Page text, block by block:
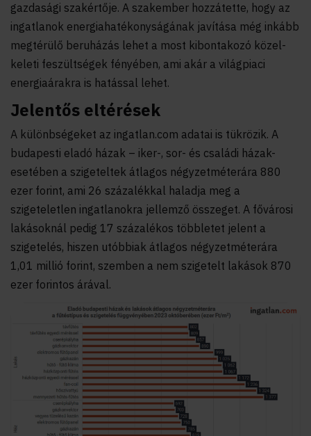
gazdasági szakértője. A szakember hozzátette, hogy az
ingatlanok energiahatékonyságának javítása még inkább
megtérülő beruházás lehet a most kibontakozó közel-
keleti feszültségek fényében, ami akár a világpiaci
energiaárakra is hatással lehet.
Jelentős eltérések
A különbségeket az ingatlan.com adatai is tükrözik. A
budapesti eladó házak – iker-, sor- és családi házak-
esetében a szigeteltek átlagos négyzetméterára 880
ezer forint, ami 26 százalékkal haladja meg a
szigeteletlen ingatlanokra jellemző összeget. A fővárosi
lakásoknál pedig 17 százalékos többletet jelent a
szigetelés, hiszen utóbbiak átlagos négyzetméterára
1,01 millió forint, szemben a nem szigetelt lakások 870
ezer forintos árával.